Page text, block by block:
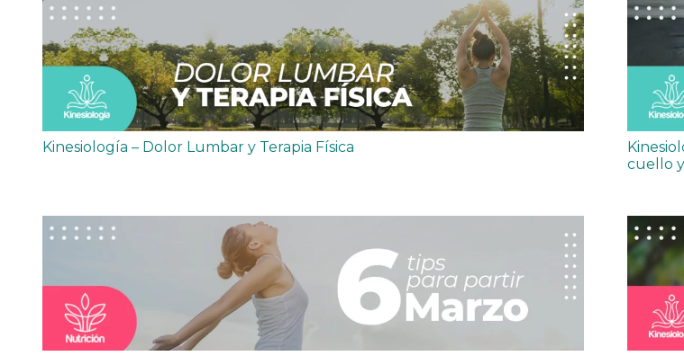
Kinesiología – Dolor Lumbar y Terapia Física
cuello